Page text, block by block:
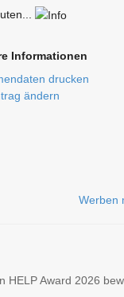
Informationen
drucken
ändern
Werben
HELP Award 2026